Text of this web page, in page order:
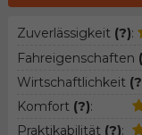
Zuverlässigkeit (?):
Fahreigenschaften
Wirtschaftlichkeit
Komfort (?):
Praktikabilität (?):